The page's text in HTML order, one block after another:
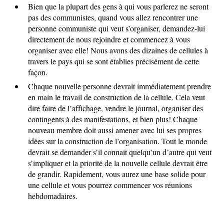
Bien que la plupart des gens à qui vous parlerez ne seront
pas des communistes, quand vous allez rencontrer une
personne communiste qui veut s’organiser, demandez-lui
directement de nous rejoindre et commencez à vous
organiser avec elle! Nous avons des dizaines de cellules à
travers le pays qui se sont établies précisément de cette
façon.
Chaque nouvelle personne devrait immédiatement prendre
en main le travail de construction de la cellule. Cela veut
dire faire de l’affichage, vendre le journal, organiser des
contingents à des manifestations, et bien plus! Chaque
nouveau membre doit aussi amener avec lui ses propres
idées sur la construction de l’organisation. Tout le monde
devrait se demander s’il connait quelqu’un d’autre qui veut
s’impliquer et la priorité de la nouvelle cellule devrait être
de grandir. Rapidement, vous aurez une base solide pour
une cellule et vous pourrez commencer vos réunions
hebdomadaires.